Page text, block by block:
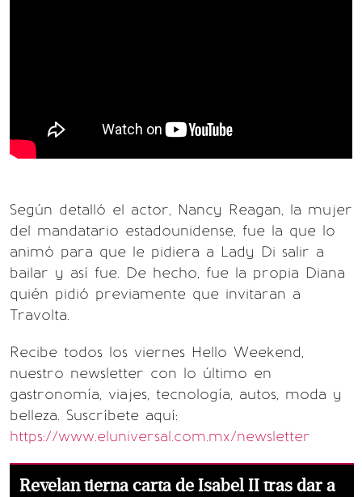
Según detalló el actor, Nancy Reagan, la mujer
del mandatario estadounidense, fue la que lo
animó para que le pidiera a Lady Di salir a
bailar y así fue. De hecho, fue la propia Diana
quién pidió previamente que invitaran a
Travolta.
Recibe todos los viernes Hello Weekend,
nuestro newsletter con lo último en
gastronomía, viajes, tecnología, autos, moda y
belleza. Suscríbete aquí:
https://www.eluniversal.com.mx/newsletter
Revelan tierna carta de Isabel II tras dar a